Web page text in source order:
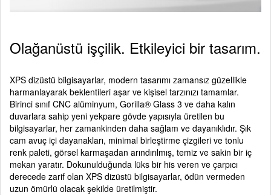
Olağanüstü işçilik. Etkileyici bir tasarım.
XPS dizüstü bilgisayarlar, modern tasarımı zamansız güzellikle
harmanlayarak beklentileri aşar ve kişisel tarzınızı tamamlar.
Birinci sınıf CNC alüminyum, Gorilla® Glass 3 ve daha kalın
duvarlara sahip yeni yekpare gövde yapısıyla üretilen bu
bilgisayarlar, her zamankinden daha sağlam ve dayanıklıdır. Şık
cam avuç içi dayanakları, minimal birleştirme çizgileri ve tonlu
renk paleti, görsel karmaşadan arındırılmış, temiz ve sakin bir iç
mekan yaratır. Dokunulduğunda lüks bir his veren ve çarpıcı
derecede zarif olan XPS dizüstü bilgisayarlar, ödün vermeden
uzun ömürlü olacak şekilde üretilmiştir.